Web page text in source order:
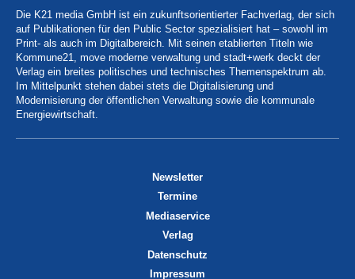
Die K21 media GmbH ist ein zukunftsorientierter Fachverlag, der sich
auf Publikationen für den Public Sector spezialisiert hat – sowohl im
Print- als auch im Digitalbereich. Mit seinen etablierten Titeln wie
Kommune21, move moderne verwaltung und stadt+werk deckt der
Verlag ein breites politisches und technisches Themenspektrum ab.
Im Mittelpunkt stehen dabei stets die Digitalisierung und
Modernisierung der öffentlichen Verwaltung sowie die kommunale
Energiewirtschaft.
Newsletter
Termine
Mediaservice
Verlag
Datenschutz
Impressum